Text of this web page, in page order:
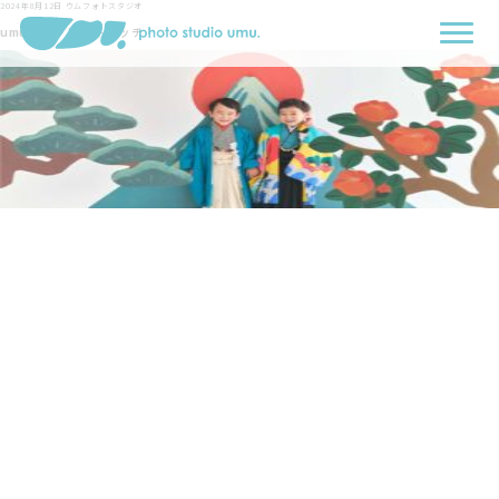
2024年8月12日 ウムフォトスタジオ
umuブログアイキャッチ